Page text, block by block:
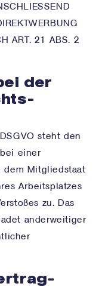
ART. 21 ABS. 2
der
steht den
einer
dem Mitgliedstaat
Arbeitsplatzes
zu. Das
anderweitiger